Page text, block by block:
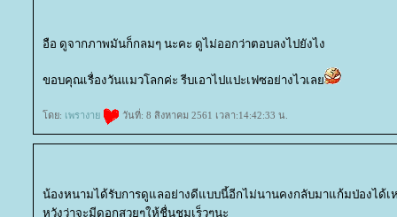
อือ ดูจากภาพมันก็กลมๆ นะคะ ดูไม่ออกว่าตอบลงไปยังไง
ขอบคุณเรื่องวันแมวโลกค่ะ รีบเอาไปแปะเฟซอย่างไวเล
ดย: เพรางา วันที่: 8 สิงหาคม 2561 เวลา:14:42:33 น.
น้องหนามได้รับการดูแลอย่างดีแบบนี้อีกไม่นานคงกลับมาแก้มป่องได้เ
หวังว่าจะมีดอกสวยๆให้ชื่นชมเร็วๆนะ